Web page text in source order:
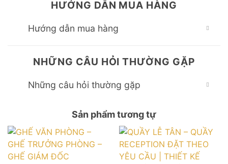
HƯỚNG DẪN MUA HÀNG
Hướng dẫn mua hàng
NHỮNG CÂU HỎI THƯỜNG GẶP
Những câu hỏi thường gặp
Sản phẩm tương tự